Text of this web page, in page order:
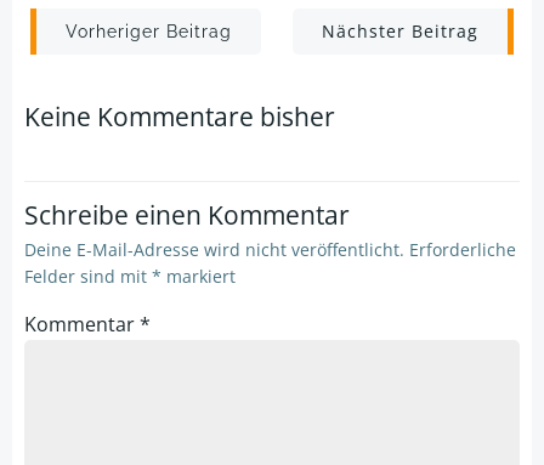
Post
navigation
Vorheriger Beitrag
Post
navigation
Nächster Beitrag
Keine Kommentare bisher
Schreibe einen Kommentar
Deine E-Mail-Adresse wird nicht veröffentlicht. Erforderliche
Felder sind mit * markiert
Kommentar*